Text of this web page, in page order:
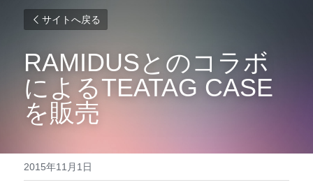
サイトへ戻る
RAMIDUSとのコラボ
によるTEATAG CASE
を販売
2015年11月1日